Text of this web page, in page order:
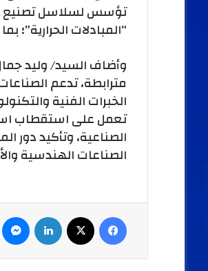
تؤسس لسلاسل تصنيع
“المبادلات
وأضاف السيد/ وليد
مترابطة، تدعم
الخبرات الفنية
تعمل على استقطاب
الصناعية، وتأكيد دور
الصناعات الهندسية
فيسبوك لينكدإن